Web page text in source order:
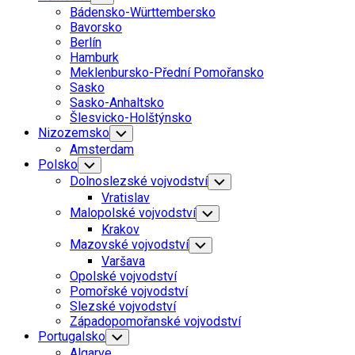
Child
Menu
Bádensko-Württembersko
Bavorsko
Berlín
Hamburk
Meklenbursko-Přední Pomořansko
Sasko
Sasko-Anhaltsko
Šlesvicko-Holštýnsko
Nizozemsko Toggle
Child
Menu
Amsterdam
Polsko Toggle
Child
Menu
Dolnoslezské vojvodství Toggle
Child
Menu
Vratislav
Malopolské vojvodství Toggle
Child
Menu
Krakov
Mazovské vojvodství Toggle
Child
Varšava
Opolské vojvodství
Pomořské vojvodství
Slezské vojvodství
Západopomořanské vojvodství
Portugalsko Toggle
Child